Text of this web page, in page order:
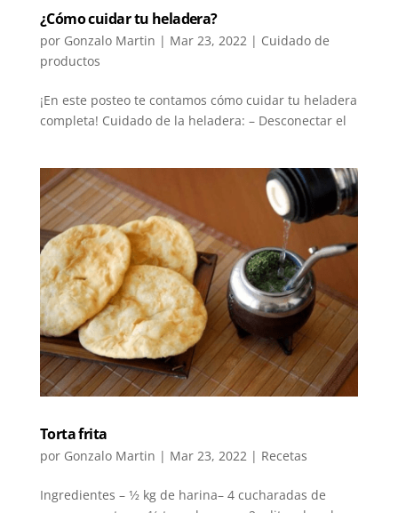
¿Cómo cuidar tu heladera?
por Gonzalo Martin | Mar 23, 2022 | Cuidado de
productos
¡En este posteo te contamos cómo cuidar tu heladera
completa! Cuidado de la heladera: – Desconectar el
Torta frita
por Gonzalo Martin | Mar 23, 2022 | Recetas
Ingredientes – 1⁄2 kg de harina– 4 cucharadas de